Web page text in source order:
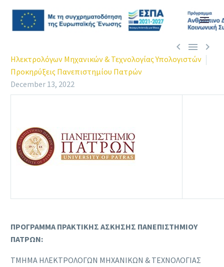
  
Ηλεκτρολόγων Μηχανικών & Τεχνολογίας Υπολογιστών
Προκηρύξεις Πανεπιστημίου Πατρών
December 13, 2022
ΠΡΟΓΡΑΜΜΑ ΠΡΑΚΤΙΚΗΣ ΑΣΚΗΣΗΣ ΠΑΝΕΠΙΣΤΗΜΙΟΥ
ΠΑΤΡΩΝ:
ΤΜΗΜΑ ΗΛΕΚΤΡΟΛΟΓΩΝ ΜΗΧΑΝΙΚΩΝ & ΤΕΧΝΟΛΟΓΙΑΣ